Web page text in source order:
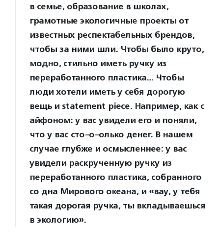
в семье, образование в школах,
грамотные экологичные проекты от
известных респектабельных брендов,
чтобы за ними шли. Чтобы было круто,
модно, стильно иметь ручку из
переработанного пластика… Чтобы
люди хотели иметь у себя дорогую
вещь и statement piece. Например, как с
айфоном: у вас увидели его и поняли,
что у вас сто-о-олько денег. В нашем
случае глубже и осмысленнее: у вас
увидели раскрученную ручку из
переработанного пластика, собранного
со дна Мирового океана, и «вау, у тебя
такая дорогая ручка, ты вкладываешься
в экологию».